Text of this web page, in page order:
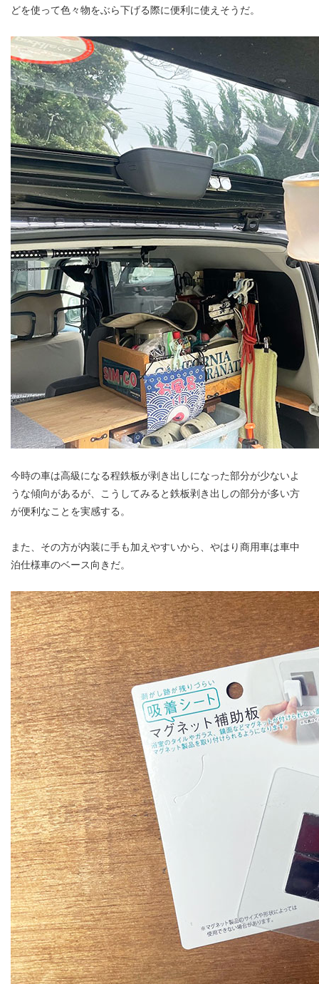
どを使って色々物をぶら下げる際に便利に使えそうだ。
今時の車は高級になる程鉄板が剥き出しになった部分が少ないよ
うな傾向があるが、こうしてみると鉄板剥き出しの部分が多い方
が便利なことを実感する。
また、その方が内装に手も加えやすいから、やはり商用車は車中
泊仕様車のベース向きだ。